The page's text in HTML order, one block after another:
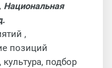
Национальная
.
,
позиций
подбор